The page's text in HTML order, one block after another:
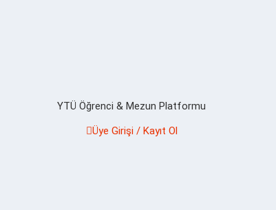
YTÜ Öğrenci & Mezun Platformu
Üye Girişi / Kayıt Ol